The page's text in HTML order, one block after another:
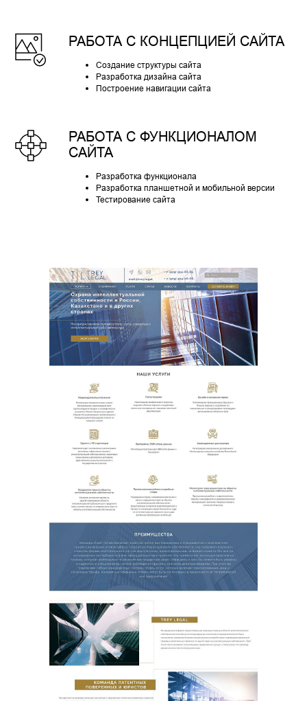
РАБОТА С КОНЦЕПЦИЕЙ САЙТА
Создание структуры сайта
Разработка дизайна сайта
Построение навигации сайта
РАБОТА С ФУНКЦИОНАЛОМ
САЙТА
Разработка функционала
Разработка планшетной и мобильной версии
Тестирование сайта